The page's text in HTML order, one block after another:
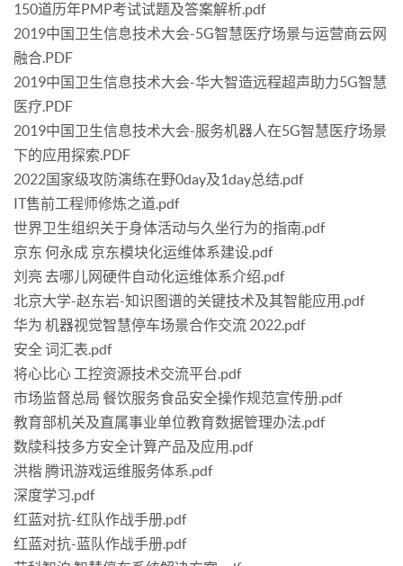
150道历年PMP考试试题及答案解析.pdf
2019中国卫生信息技术大会-5G智慧医疗场景与运营商云网
融合.PDF
2019中国卫生信息技术大会-华大智造远程超声助力5G智慧
医疗.PDF
2019中国卫生信息技术大会-服务机器人在5G智慧医疗场景
下的应用探索.PDF
2022国家级攻防演练在野0day及1day总结.pdf
IT售前工程师修炼之道.pdf
世界卫生组织关于身体活动与久坐行为的指南.pdf
京东 何永成 京东模块化运维体系建设.pdf
刘亮 去哪儿网硬件自动化运维体系介绍.pdf
北京大学-赵东岩-知识图谱的关键技术及其智能应用.pdf
华为 机器视觉智慧停车场景合作交流 2022.pdf
安全 词汇表.pdf
将心比心 工控资源技术交流平台.pdf
市场监督总局 餐饮服务食品安全操作规范宣传册.pdf
教育部机关及直属事业单位教育数据管理办法.pdf
数牍科技多方安全计算产品及应用.pdf
洪楷 腾讯游戏运维服务体系.pdf
深度学习.pdf
红蓝对抗-红队作战手册.pdf
红蓝对抗-蓝队作战手册.pdf